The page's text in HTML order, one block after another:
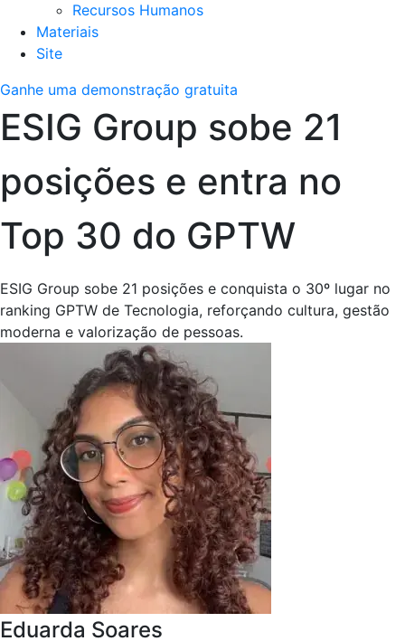
Recursos Humanos
Materiais
Site
Ganhe uma demonstração gratuita
ESIG Group sobe 21
posições e entra no
Top 30 do GPTW
ESIG Group sobe 21 posições e conquista o 30º lugar no
ranking GPTW de Tecnologia, reforçando cultura, gestão
moderna e valorização de pessoas.
Eduarda Soares